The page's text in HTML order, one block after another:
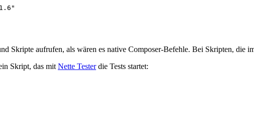
Skripte aufrufen, als wären es native Composer-Befehle. Bei Skripten, die
Skript, das mit Nette Testerdie Tests startet: